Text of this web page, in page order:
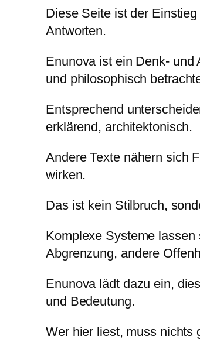
Diese Seite ist der
Antworten.
Enunova ist ein Denk- und
und philosophisch
Entsprechend
erklärend, architektonisch.
Andere Texte nähern sich
wirken.
Das ist kein Stilbruch,
Komplexe Systeme
Abgrenzung, andere
Enunova lädt dazu ein,
und Bedeutung.
Wer hier liest, muss nichts